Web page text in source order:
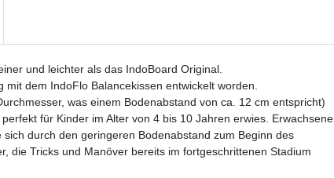
und leichter als das IndoBoard Original.
mit dem IndoFlo Balancekissen entwickelt worden.
was einem Bodenabstand von ca. 12 cm entspricht)
für Kinder im Alter von 4 bis 10 Jahren erwies. Erwachsene
durch den geringeren Bodenabstand zum Beginn des
die Tricks und Manöver bereits im fortgeschrittenen Stadium